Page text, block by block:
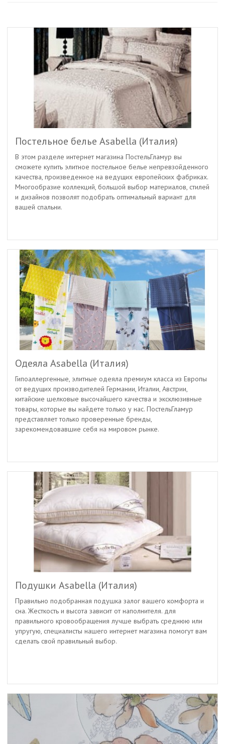
Постельное белье Asabella (Италия)
В этом разделе интернет магазина ПостельГламур вы
сможете купить элитное постельное белье непревзойденного
качества, произведенное на ведущих европейских фабриках.
Многообразие коллекций, большой выбор материалов, стилей
и дизайнов позволят подобрать оптимальный вариант для
вашей спальни.
Одеяла Asabella (Италия)
Гипоаллергенные, элитные одеяла премиум класса из Европы
от ведущих производителей Германии, Италии, Австрии,
китайские шелковые высочайшего качества и эксклюзивные
товары, которые вы найдете только у нас. ПостельГламур
представляет только проверенные бренды,
зарекомендовавшие себя на мировом рынке.
Подушки Asabella (Италия)
Правильно подобранная подушка залог вашего комфорта и
сна. Жесткость и высота зависит от наполнителя. для
правильного кровообращения лучше выбрать среднюю или
упругую, специалисты нашего интернет магазина помогут вам
сделать свой правильный выбор.